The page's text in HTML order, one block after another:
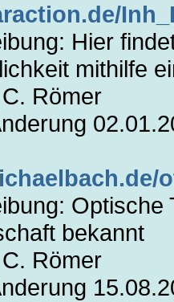
Hier
mithilfe
Römer
bekannt
Römer